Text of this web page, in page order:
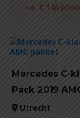
va. € 146 p/
Mercedes C-
Pack 2019
Utrecht